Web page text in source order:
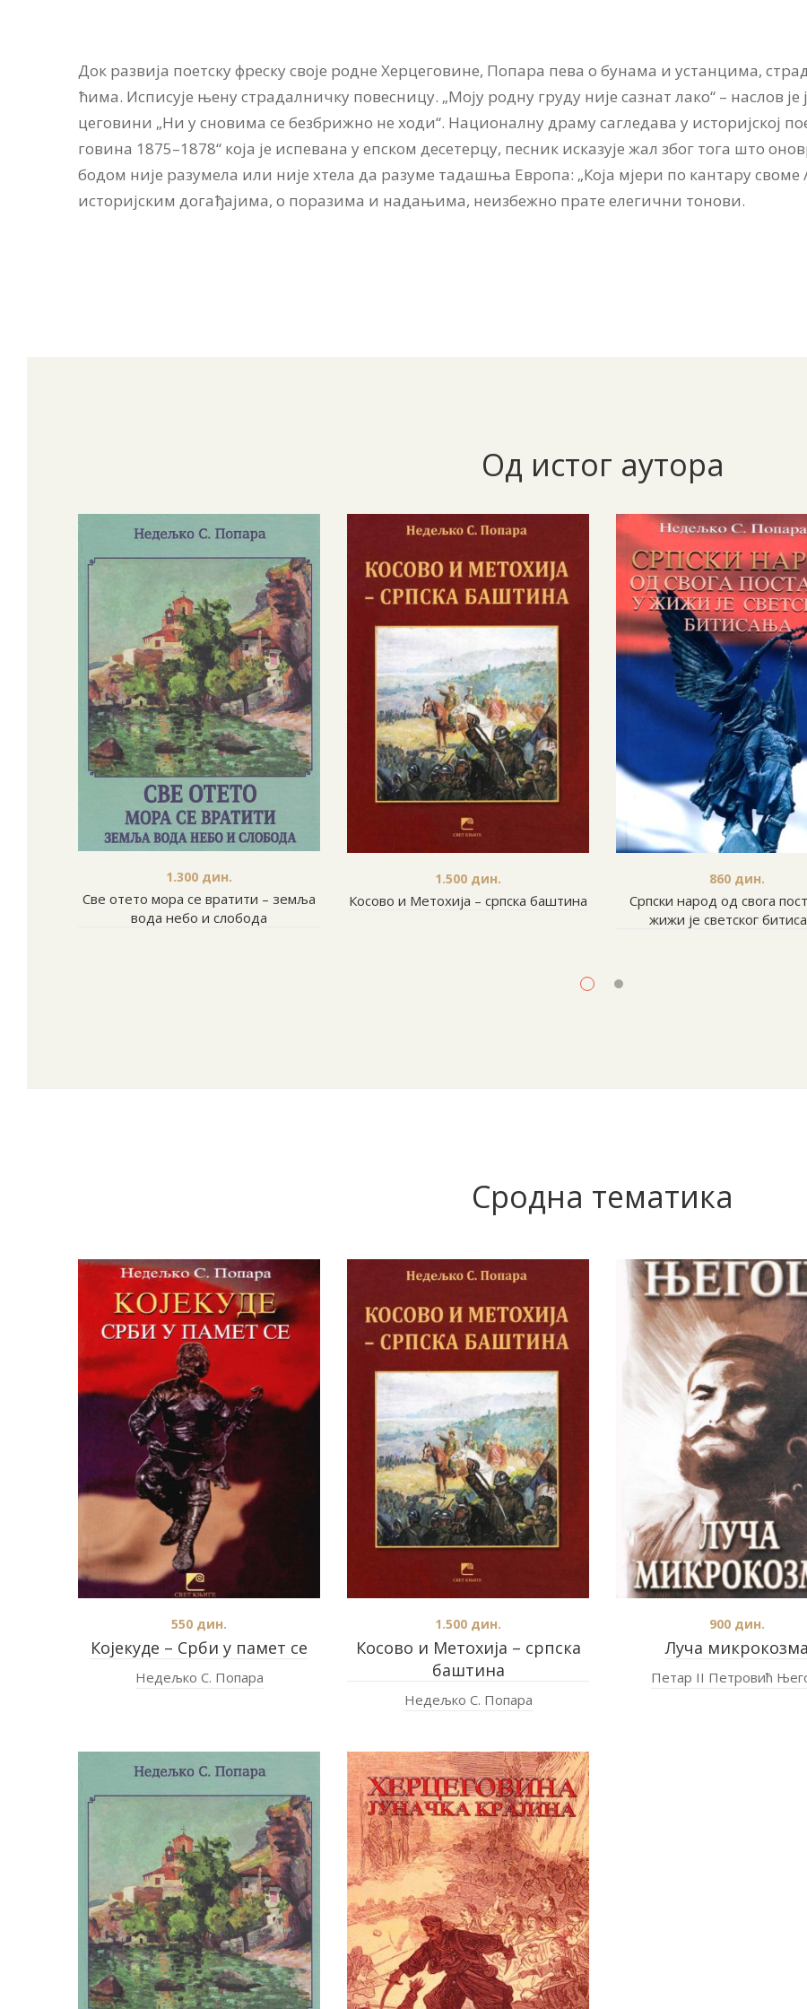
Док раз­ви­ја по­ет­ску фре­ску сво­је род­не Хер­це­го­ви­не, По­па­ра пе­ва о бу­на­ма и устан­ци­ма,
ћи­ма. Ис­пи­су­је ње­ну стра­дал­нич­ку по­ве­сни­цу. „Мо­ју род­ну гру­ду ни­је са­знат ла­ко“ – на­слов је
це­го­ви­ни „Ни у сно­ви­ма се без­бри­жно не хо­ди“. На­ци­о­нал­ну дра­му са­гле­да­ва у исто­риј­ској
го­ви­на 1875–1878“ ко­ја је ис­пе­ва­на у еп­ском де­се­тер­цу, пе­сник ис­ка­зу­је жал због то­га што
бо­дом ни­је ра­зу­ме­ла или ни­је хте­ла да ра­зу­ме тадашња Евро­па: „Ко­ја мје­ри по кан­та­ру
исто­риј­ским до­га­ђа­ји­ма, о по­ра­зи­ма и на­да­њи­ма, не­из­бе­жно пра­те еле­гич­ни то­но­ви.
Од истог аутора
Све отето мора се вратити – земља
вода небо и слобода
1.300 дин.
Косово и Метохија – српска баштина
1.500 дин.
Српски народ од свога
жижи је светског
860 дин.
Сродна тематика
Којекуде – Срби у памет се
550 дин.
Недељко С. Попара
Косово и Метохија – српска
баштина
1.500 дин.
Недељко С. Попара
Луча микрокозма
900 дин.
Петар II Петровић